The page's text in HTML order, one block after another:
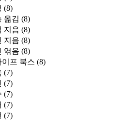
(8)
옮김 (8)
지음 (8)
지음 (8)
엮음 (8)
이프 북스 (8)
(7)
(7)
(7)
(7)
(7)